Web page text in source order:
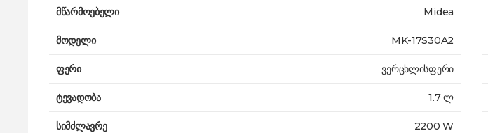
მწარმოებელი Midea
მოდელი MK-17S30A2
ფერი ვერცხლისფერი
ტევადობა 1.7 ლ
სიმძლავრე 2200 W